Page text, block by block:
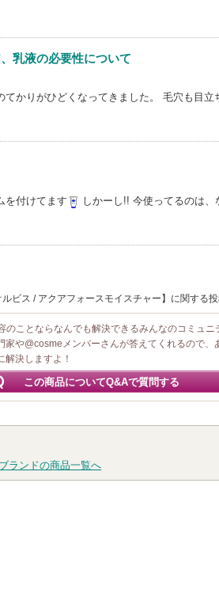
乳液の必要性について
てかりがひどくなってきました。 毛穴も目
を付けてます しかーし!! 今使ってるのは
ビス / アクアフォースモイスチャー】に関する投
のことならなんでも解決できるみんなのコミュニ
家や@cosmeメンバーさんが答えてくれるので、
解決しますよ！
この商品についてQ&Aで質問する
ランドの商品一覧へ